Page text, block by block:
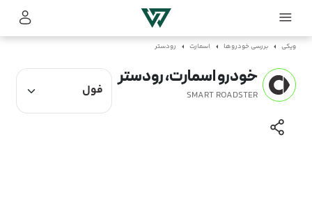
ویکی بررسی خودروها اسمارت رودستر
خودرو اسمارت، رودستر
SMART ROADSTER